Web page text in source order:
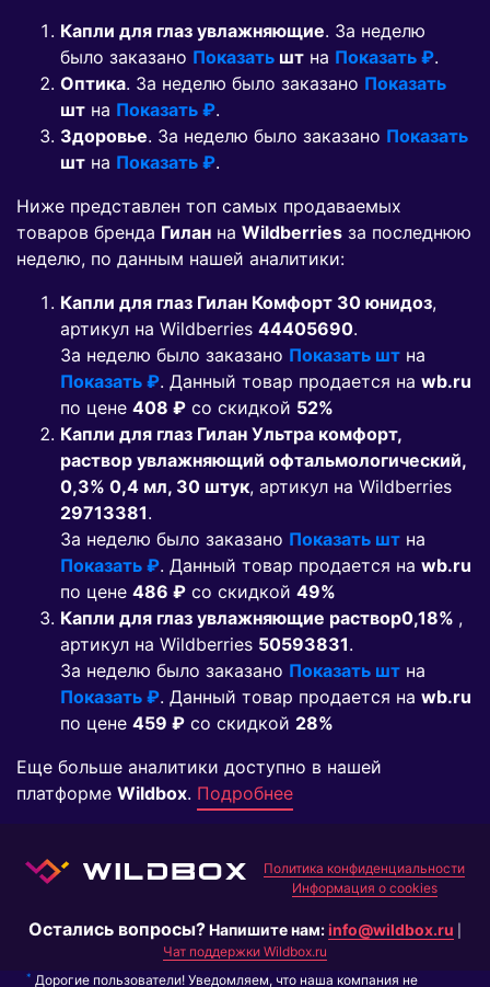
Капли для глаз увлажняющие. За неделю
было заказано Показать шт на Показать ₽.
Оптика. За неделю было заказано Показать
шт на Показать ₽.
Здоровье. За неделю было заказано Показать
шт на Показать ₽.
Ниже представлен топ самых продаваемых
товаров бренда Гилан на Wildberries за последнюю
неделю, по данным нашей аналитики:
Капли для глаз Гилан Комфорт 30 юнидоз,
артикул на Wildberries 44405690.
За неделю было заказано Показать шт на
Показать ₽. Данный товар продается на wb.ru
по цене 408 ₽ co скидкой 52%
Капли для глаз Гилан Ультра комфорт,
раствор увлажняющий офтальмологический,
0,3% 0,4 мл, 30 штук, артикул на Wildberries
29713381.
За неделю было заказано Показать шт на
Показать ₽. Данный товар продается на wb.ru
по цене 486 ₽ co скидкой 49%
Капли для глаз увлажняющие раствор0,18% ,
артикул на Wildberries 50593831.
За неделю было заказано Показать шт на
Показать ₽. Данный товар продается на wb.ru
по цене 459 ₽ co скидкой 28%
Еще больше аналитики доступно в нашей
платформе Wildbox. Подробнее
Политика конфиденциальности
Информация о cookies
Остались вопросы?Напишите нам:info@wildbox.ru
Чат поддержки Wildbox.ru
* Дорогие пользователи! Уведомляем, что наша компания не